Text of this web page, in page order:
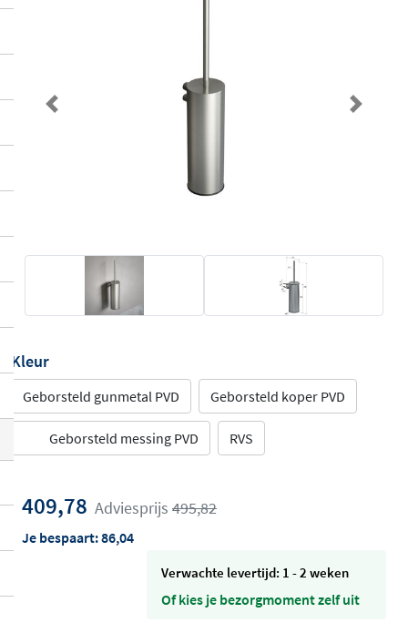
Previous Next
Kleur
Geborsteld gunmetal PVD Geborsteld koper PVD
Geborsteld messing PVD RVS
409,78 Adviesprijs 495,82
Je bespaart:86,04
Verwachte levertijd: 1 - 2 weken
Of kies je bezorgmoment zelf uit